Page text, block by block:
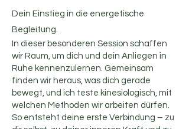
Dein Einstieg in die energetische
Begleitung.
In dieser besonderen Session schaffen
wir Raum, um dich und dein Anliegen in
Ruhe kennenzulernen. Gemeinsam
finden wir heraus, was dich gerade
bewegt, und ich teste kinesiologisch, mit
welchen Methoden wir arbeiten dürfen.
So entsteht deine erste Verbindung – zu